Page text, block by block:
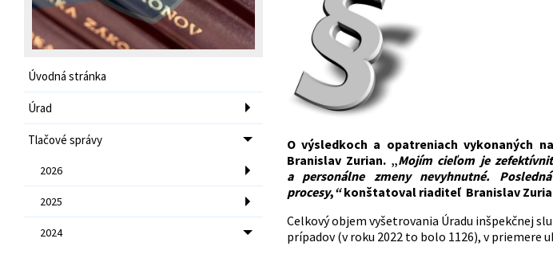
Úvodná stránka
Úrad
Tlačové správy
2026
2025
2024
O výsledkoch a opatreniach vykonaných
Branislav Zurian. „Mojím cieľom je
a personálne zmeny nevyhnutné.
procesy,“konštatoval riaditeľ Branislav
Celkový objem vyšetrovania Úradu inšpekčnej
prípadov (v roku 2022 to bolo 1126), v priemere